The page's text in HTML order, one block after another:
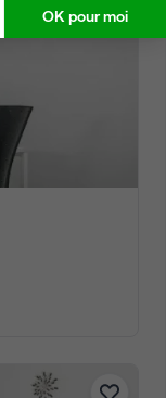
OK pour moi